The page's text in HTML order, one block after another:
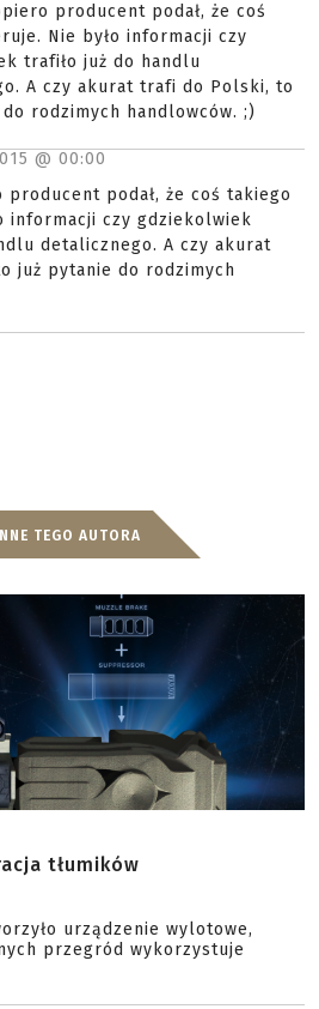
producent podał, że coś
Nie było informacji czy
trafiło już do handlu
A czy akurat trafi do Polski, to
rodzimych handlowców. ;)
@ 00:00
producent podał, że coś takiego
informacji czy gdziekolwiek
detalicznego. A czy akurat
już pytanie do rodzimych
INNE TEGO AUTORA
tłumików
urządzenie wylotowe,
przegród wykorzystuje